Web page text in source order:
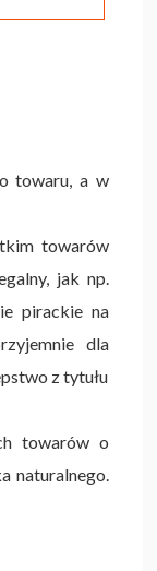
towaru, a w
towarów
jak np.
pirackie na
dla
z tytułu
towarów o
naturalnego.